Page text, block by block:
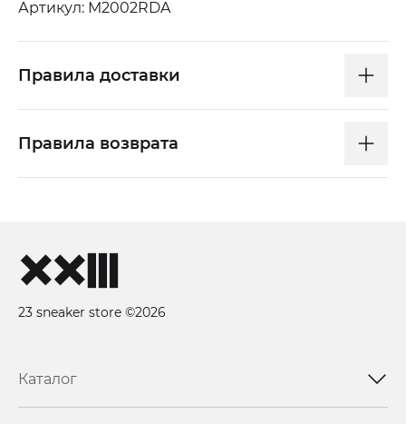
Артикул: M2002RDA
Правила доставки
Правила возврата
23 sneaker store ©2026
Каталог